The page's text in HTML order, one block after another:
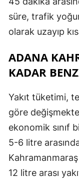
süre, trafik
olarak uzayıp
ADANA
KADAR
Yakıt tüketimi,
göre
ekonomik sınıf
5-6 litre
12 litre arası